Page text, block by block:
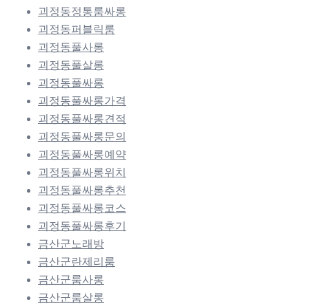
괴정동정통룸싸롱
괴정동퍼블릭룸
괴정동풀사롱
괴정동풀살롱
괴정동풀싸롱
괴정동풀싸롱가격
괴정동풀싸롱견적
괴정동풀싸롱문의
괴정동풀싸롱예약
괴정동풀싸롱위치
괴정동풀싸롱추천
괴정동풀싸롱코스
괴정동풀싸롱후기
금산군노래방
금산군란제리룸
금산군룸사롱
금산군룸살롱